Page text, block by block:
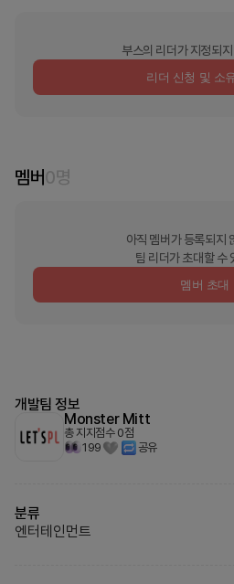
부스의 리더가 지정되
리더 신청 및 소
멤버0명
아직 멤버가 등록되지
팀 리더가 초대할 수
멤버 초대
개발팀 정보
Monster Mitt
총 지지점수 0점
199
공유
분류
엔터테인먼트